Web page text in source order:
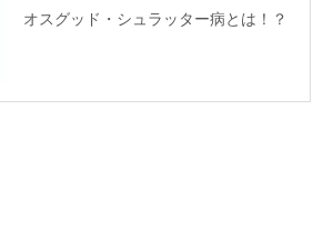
オスグッド・シュラッター病とは！？